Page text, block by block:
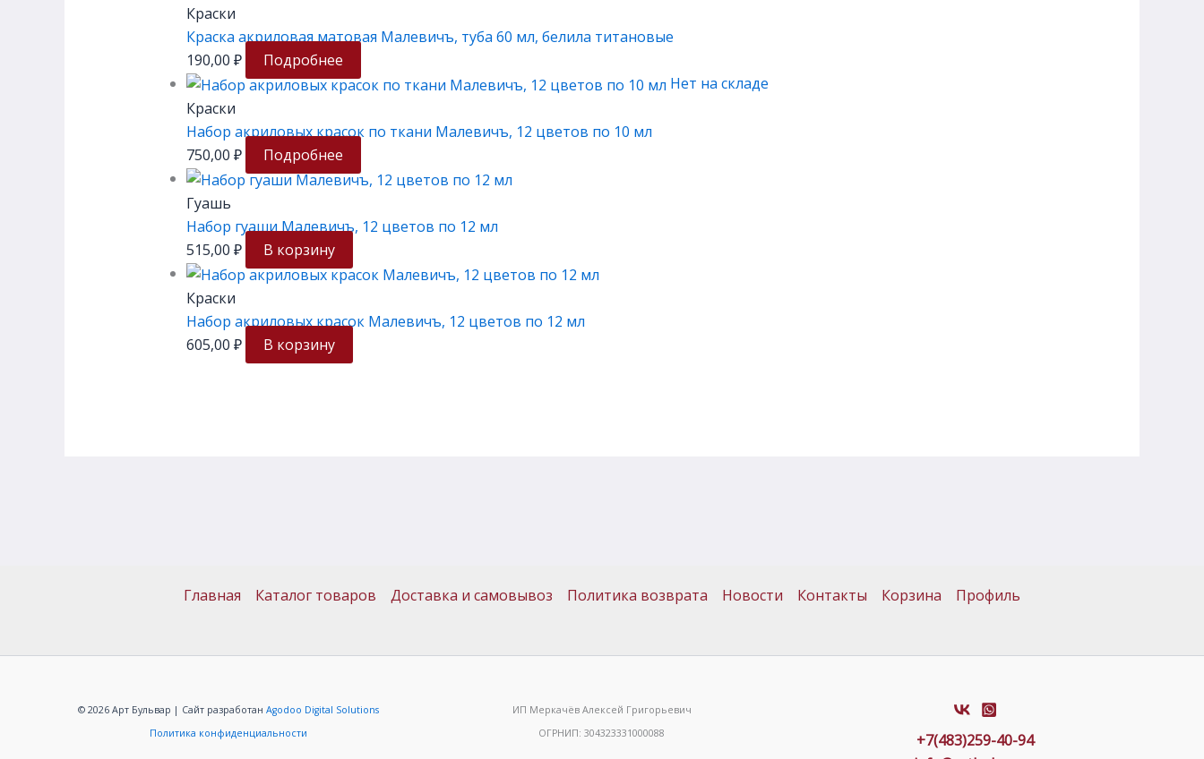
Краски
Краска акриловая матовая Малевичъ, туба 60 мл, белила титановые
190,00 ₽
Подробнее
Нет на складе
Краски
Набор акриловых красок по ткани Малевичъ, 12 цветов по 10 мл
750,00 ₽ Подробнее
Гуашь
Набор гуаши Малевичъ, 12 цветов по 12 мл
515,00 ₽ В корзину
Краски
Набор акриловых красок Малевичъ, 12 цветов по 12 мл
605,00 ₽ В корзину
Главная Каталог товаров Доставка и самовывоз Политика возврата Новости Контакты Корзина Профиль
© 2026 Арт Бульвар | Сайт разработанAgodoo Digital Solutions
Политика конфиденциальности
ИП Меркачёв Алексей Григорьевич
ОГРНИП: 304323331000088
+7(483)259-40-94